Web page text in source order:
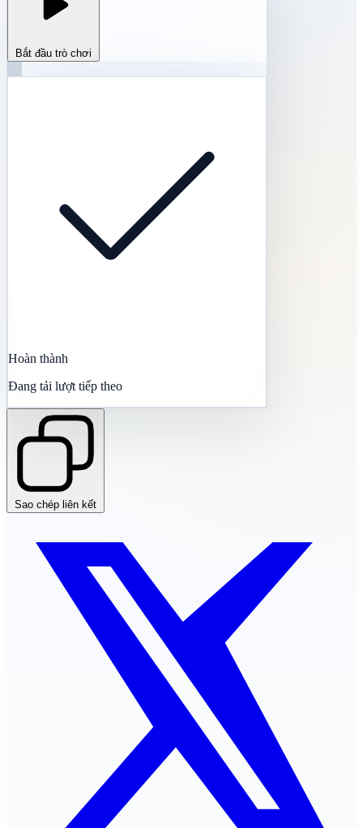
Bắt đầu trò chơi
Hoàn thành
Đang tải lượt tiếp theo
Sao chép liên kết